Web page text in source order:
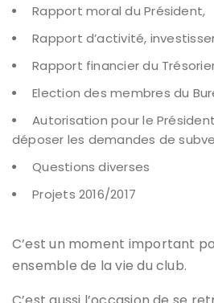
Rapport moral du Président,
Rapport d’activité,
Rapport financier du
Election des membres du
Autorisation pour le
déposer les demandes de
Questions diverses
Projets 2016/2017
C’est un moment important
ensemble de la vie du club.